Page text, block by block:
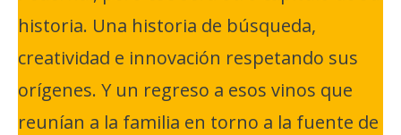
historia. Una historia de búsqueda,
creatividad e innovación respetando sus
orígenes. Y un regreso a esos vinos que
reunían a la familia en torno a la fuente de